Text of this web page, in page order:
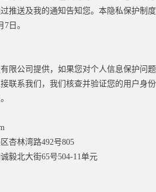
推送及我的通知告知您。本隐私保护制度
7日。
限公司提供，如果您对个人信息保护问题
联系我们，我们核查并验证您的用户身份
杏林湾路492号805
毅北大街65号504-11单元